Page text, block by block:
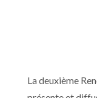
La deuxième